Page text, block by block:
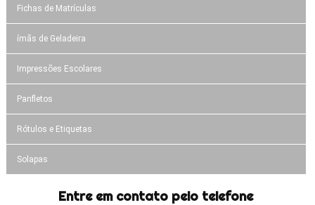
Fichas de Matrículas
ímãs de Geladeira
Impressões Escolares
Panfletos
Rótulos e Etiquetas
Solapas
Entre em contato pelo telefone